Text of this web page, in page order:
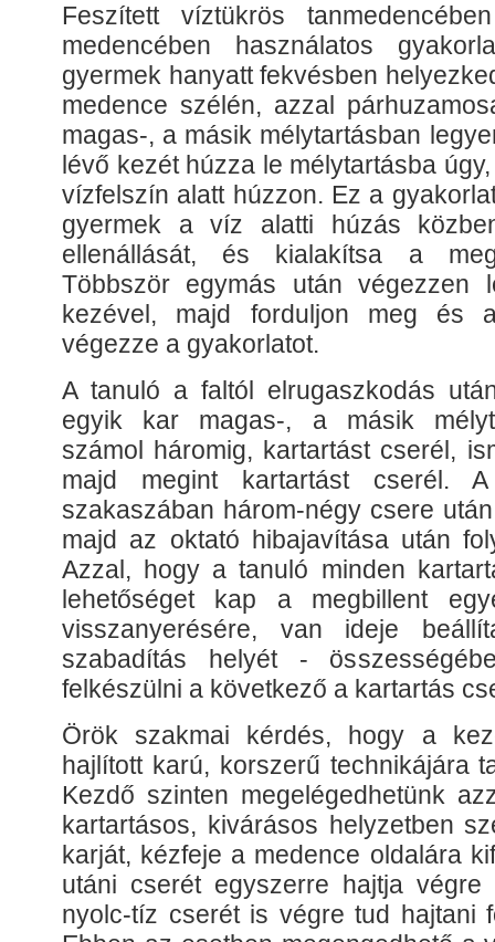
Feszített víztükrös
medencében használatos
gyermek hanyatt fekvésben
medence szélén, azzal
magas-, a másik mélytartásban
lévő kezét húzza le mélytartásba
vízfelszín alatt húzzon. Ez a
gyermek a víz alatti húzás
ellenállását, és kialakítsa a
Többször egymás után végezzen
kezével, majd forduljon meg és
végezze a gyakorlatot.
A tanuló a faltól elrugaszkodás
egyik kar magas-, a másik
számol háromig, kartartást cserél,
majd megint kartartást cserél.
szakaszában három-négy csere
majd az oktató hibajavítása után
Azzal, hogy a tanuló minden
lehetőséget kap a megbillent
visszanyerésére, van ideje
szabadítás helyét -
felkészülni a következő a kartartás
Örök szakmai kérdés, hogy a
hajlított karú, korszerű technikájára
Kezdő szinten megelégedhetünk
kartartásos, kivárásos helyzetben
karját, kézfeje a medence oldalára
utáni cserét egyszerre hajtja
nyolc-tíz cserét is végre tud hajtani